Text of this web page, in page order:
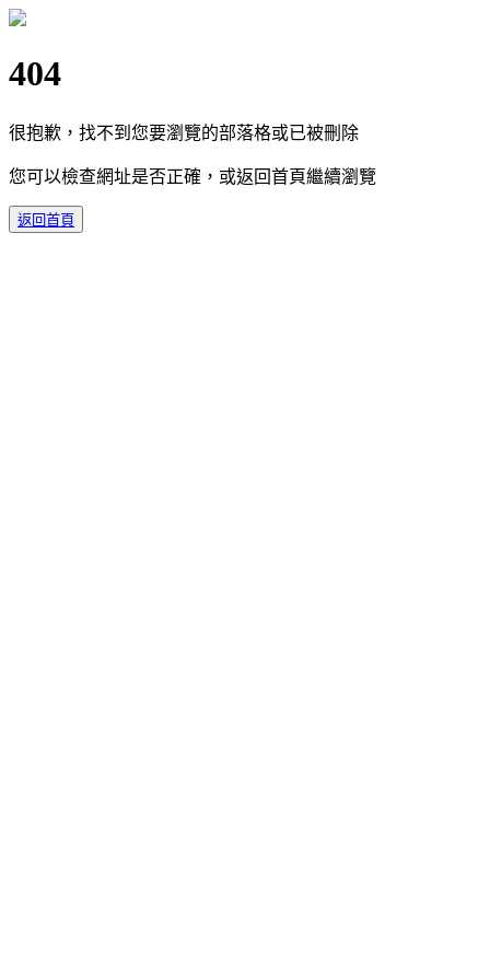
404
很抱歉，找不到您要瀏覽的部落格或已被刪除
您可以檢查網址是否正確，或返回首頁繼續瀏覽
返回首頁